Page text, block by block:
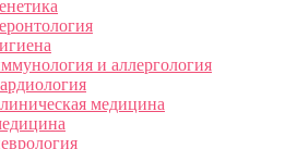
и аллергология
медицина